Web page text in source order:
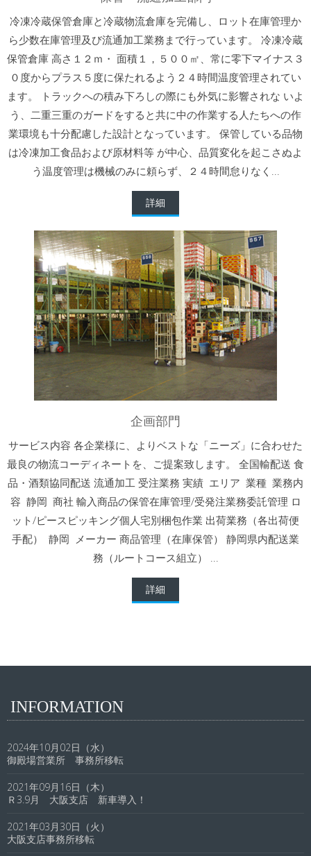
冷凍冷蔵保管倉庫と冷蔵物流倉庫を完備し、ロット在庫管理か
ら少数在庫管理及び流通加工業務まで行っています。 冷凍冷蔵
保管倉庫 高さ１２ｍ・ 面積１，５００㎡、常に零下マイナス３
０度からプラス５度に保たれるよう２４時間温度管理されてい
ます。 トラックへの積み下ろしの際にも外気に影響されな いよ
う、二重三重のガードをすると共に中の作業する人たちへの作
業環境も十分配慮した設計となっています。 保管している品物
は冷凍加工食品および原材料等 が中心、品質変化を起こさぬよ
う温度管理は機械のみに頼らず、２４時間怠りなく...
詳細
企画部門
サービス内容 各企業様に、よりベストな「ニーズ」に合わせた
最良の物流コーディネートを、ご提案致します。 全国輸配送 食
品・酒類協同配送 流通加工 受注業務 実績 エリア 業種 業務内
容 静岡 商社 輸入商品の保管在庫管理/受発注業務委託管理 ロ
ット/ピースピッキング個人宅別梱包作業 出荷業務（各出荷便
手配） 静岡 メーカー 商品管理（在庫保管） 静岡県内配送業
務（ルートコース組立） ...
詳細
INFORMATION
2024年10月02日（水）
御殿場営業所 事務所移転
2021年09月16日（木）
Ｒ3.9月 大阪支店 新車導入！
2021年03月30日（火）
大阪支店事務所移転